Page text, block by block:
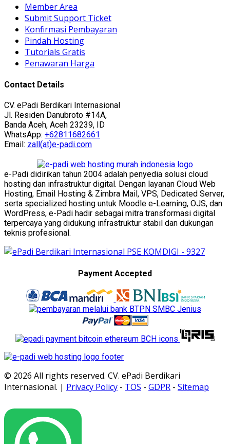
Member Area
Submit Support Ticket
Konfirmasi Pembayaran
Pindah Hosting
Tutorials Gratis
Penawaran Harga
Contact Details
CV. ePadi Berdikari Internasional
Jl. Residen Danubroto #14A,
Banda Aceh, Aceh 23239, ID
WhatsApp: +62811682661
Email: zall(at)e-padi.com
e-Padi didirikan tahun 2004 adalah penyedia solusi cloud
hosting dan infrastruktur digital. Dengan layanan Cloud Web
Hosting, Email Hosting & Zimbra Mail, VPS, Dedicated Server,
serta specialized hosting untuk Moodle e-Learning, OJS, dan
WordPress, e-Padi hadir sebagai mitra transformasi digital
terpercaya yang didukung infrastruktur stabil dan dukungan
teknis profesional.
Payment Accepted
© 2026 All rights reserved. CV. ePadi Berdikari
Internasional. | Privacy Policy - TOS - GDPR - Sitemap